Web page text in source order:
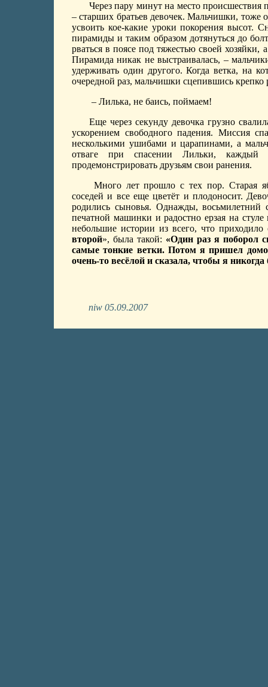
Через пару минут на место происшествия
– старших братьев девочек. Мальчишки, тоже
усвоить кое-какие уроки покорения высот.
пирамиды и таким образом дотянуться до
рваться в поясе под тяжестью своей хозяйки,
Пирамида никак не выстраивалась, –
удерживать один другого. Когда ветка, на
очередной раз, мальчишки сцепившись
– Лилька, не баись, поймаем!
Еще через секунду девочка грузно
ускорением свободного падения. Миссия
несколькими ушибами и царапинами, а
отваге при спасении Лильки, каждый
продемонстрировать друзьям свои ранения.
Много лет прошло с тех пор. Старая
соседей и все еще цветёт и плодоносит.
родились сыновья. Однажды,
печатной машинки и радостно ерзая на
небольшие истории из всего, что
второй», была такой: «Один раз я поборол
самые тонкие ветки. Потом я пришел
очень-то весёлой и сказала, чтобы я
niw 05.09.2007